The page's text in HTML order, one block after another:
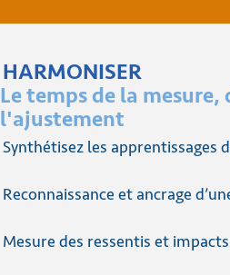
HARMONISER
Le temps de la
l'ajustement
Synthétisez les apprentissages
Reconnaissance et ancrage
Mesure des ressentis et